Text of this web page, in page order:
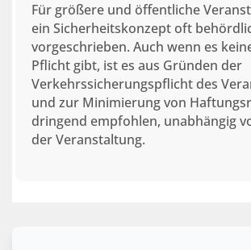
Für größere und öffentliche
ein Sicherheitskonzept oft
vorgeschrieben. Auch wenn es
Pflicht gibt, ist es aus Gründen der
Verkehrssicherungspflicht des
und zur Minimierung von
dringend empfohlen, unabhängig
der Veranstaltung.